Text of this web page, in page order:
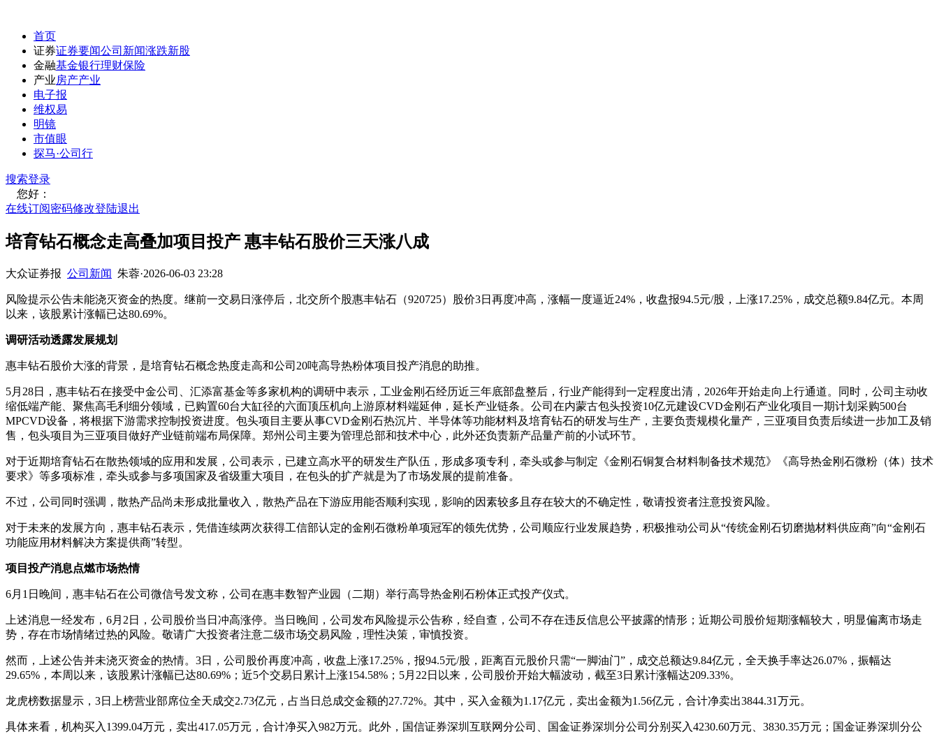
首页
证券证券要闻公司新闻涨跌新股
金融基金银行理财保险
产业房产产业
电子报
维权易
明镜
市值眼
探马·公司行
搜索登录
您好：
在线订阅密码修改登陆退出
培育钻石概念走高叠加项目投产 惠丰钻石股价三天涨八成
大众证券报 公司新闻 朱蓉·2026-06-03 23:28
风险提示公告未能浇灭资金的热度。继前一交易日涨停后，北交所个股惠丰钻石（920725）股价3日再度冲高，涨幅一度逼近24%，收盘报94.5元/股，上涨17.25%，成交总额9.84亿元。本周
以来，该股累计涨幅已达80.69%。
调研活动透露发展规划
惠丰钻石股价大涨的背景，是培育钻石概念热度走高和公司20吨高导热粉体项目投产消息的助推。
5月28日，惠丰钻石在接受中金公司、汇添富基金等多家机构的调研中表示，工业金刚石经历近三年底部盘整后，行业产能得到一定程度出清，2026年开始走向上行通道。同时，公司主动收
缩低端产能、聚焦高毛利细分领域，已购置60台大缸径的六面顶压机向上游原材料端延伸，延长产业链条。公司在内蒙古包头投资10亿元建设CVD金刚石产业化项目一期计划采购500台
MPCVD设备，将根据下游需求控制投资进度。包头项目主要从事CVD金刚石热沉片、半导体等功能材料及培育钻石的研发与生产，主要负责规模化量产，三亚项目负责后续进一步加工及销
售，包头项目为三亚项目做好产业链前端布局保障。郑州公司主要为管理总部和技术中心，此外还负责新产品量产前的小试环节。
对于近期培育钻石在散热领域的应用和发展，公司表示，已建立高水平的研发生产队伍，形成多项专利，牵头或参与制定《金刚石铜复合材料制备技术规范》《高导热金刚石微粉（体）技术
要求》等多项标准，牵头或参与多项国家及省级重大项目，在包头的扩产就是为了市场发展的提前准备。
不过，公司同时强调，散热产品尚未形成批量收入，散热产品在下游应用能否顺利实现，影响的因素较多且存在较大的不确定性，敬请投资者注意投资风险。
对于未来的发展方向，惠丰钻石表示，凭借连续两次获得工信部认定的金刚石微粉单项冠军的领先优势，公司顺应行业发展趋势，积极推动公司从“传统金刚石切磨抛材料供应商”向“金刚石
功能应用材料解决方案提供商”转型。
项目投产消息点燃市场热情
6月1日晚间，惠丰钻石在公司微信号发文称，公司在惠丰数智产业园（二期）举行高导热金刚石粉体正式投产仪式。
上述消息一经发布，6月2日，公司股价当日冲高涨停。当日晚间，公司发布风险提示公告称，经自查，公司不存在违反信息公平披露的情形；近期公司股价短期涨幅较大，明显偏离市场走
势，存在市场情绪过热的风险。敬请广大投资者注意二级市场交易风险，理性决策，审慎投资。
然而，上述公告并未浇灭资金的热情。3日，公司股价再度冲高，收盘上涨17.25%，报94.5元/股，距离百元股价只需“一脚油门”，成交总额达9.84亿元，全天换手率达26.07%，振幅达
29.65%，本周以来，该股累计涨幅已达80.69%；近5个交易日累计上涨154.58%；5月22日以来，公司股价开始大幅波动，截至3日累计涨幅达209.33%。
龙虎榜数据显示，3日上榜营业部席位全天成交2.73亿元，占当日总成交金额的27.72%。其中，买入金额为1.17亿元，卖出金额为1.56亿元，合计净卖出3844.31万元。
具体来看，机构买入1399.04万元，卖出417.05万元，合计净买入982万元。此外，国信证券深圳互联网分公司、国金证券深圳分公司分别买入4230.60万元、3830.35万元；国金证券深圳分公